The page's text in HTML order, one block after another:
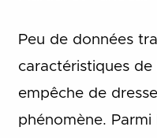
Peu de données
caractéristiques
empêche de
phénomène. Parmi